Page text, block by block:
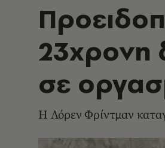
23χρονη
σε
Η Λόρεν Φρίντμαν